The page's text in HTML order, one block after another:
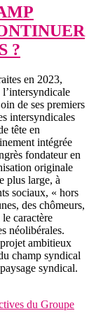
?
en 2023,
de ses premiers
intersyndicales
tête en
intégrée
fondateur en
originale
plus large, à
sociaux, « hors
des chômeurs,
caractère
néolibérales.
ambitieux
champ syndical
syndical.